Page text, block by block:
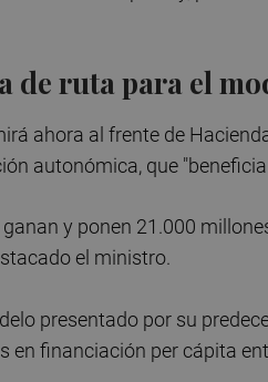
de ruta para el
ahora al frente de
autonómica, que
y ponen 21.000
el ministro.
presentado por su
en financiación per cápita